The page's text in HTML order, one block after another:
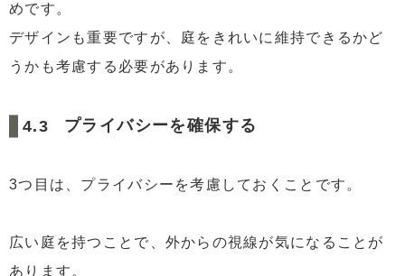
めです。
デザインも重要ですが、庭をきれいに維持できるかど
うかも考慮する必要があります。
プライバシーを確保する
3つ目は、プライバシーを考慮しておくことです。
広い庭を持つことで、外からの視線が気になることが
あります。